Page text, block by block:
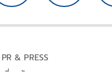
PR & PRESS